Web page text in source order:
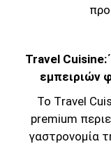
Travel Cuisine:
εμπειριών
Το Τravel
premium
γαστρονομία